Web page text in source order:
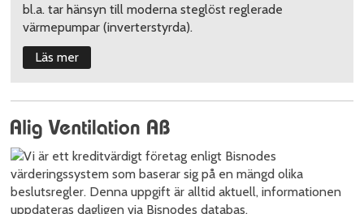
bl.a. tar hänsyn till moderna steglöst reglerade
värmepumpar (inverterstyrda).
Läs mer